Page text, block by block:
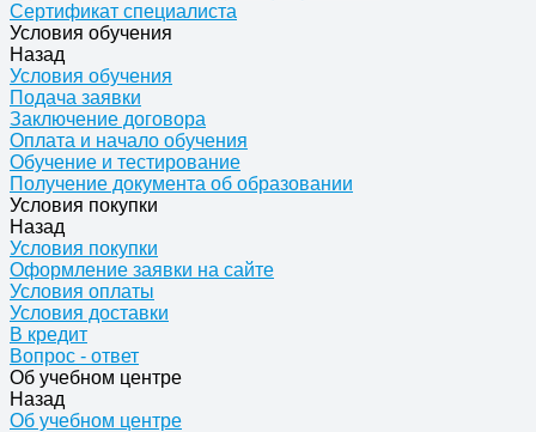
Сертификат специалиста
Условия обучения
Назад
Условия обучения
Подача заявки
Заключение договора
Оплата и начало обучения
Обучение и тестирование
Получение документа об образовании
Условия покупки
Назад
Условия покупки
Оформление заявки на сайте
Условия оплаты
Условия доставки
В кредит
Вопрос - ответ
Об учебном центре
Назад
Об учебном центре